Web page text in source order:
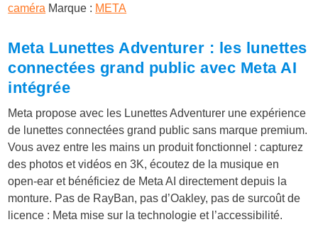
caméra Marque : META
Meta Lunettes Adventurer : les lunettes
connectées grand public avec Meta AI
intégrée
Meta propose avec les Lunettes Adventurer une expérience
de lunettes connectées grand public sans marque premium.
Vous avez entre les mains un produit fonctionnel : capturez
des photos et vidéos en 3K, écoutez de la musique en
open-ear et bénéficiez de Meta AI directement depuis la
monture. Pas de RayBan, pas d’Oakley, pas de surcoût de
licence : Meta mise sur la technologie et l’accessibilité.